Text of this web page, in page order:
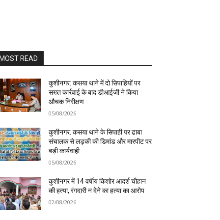
READ
कुशीनगर: कसया थाने में दो सिपाहियों पर
सख्त कार्रवाई के बाद डीआईजी ने किया
औचक निरीक्षण
05/08/2026
कुशीनगर: कसया थाने के सिपाही पर ढाबा
संचालक से लड़की की डिमांड और मारपीट पर
बड़ी कार्यवाही
05/08/2026
कुशीनगर में 14 वर्षीय किशोर आदर्श चौहान
की हत्या, रंगदारी न देने का हत्या का आरोप
02/08/2026